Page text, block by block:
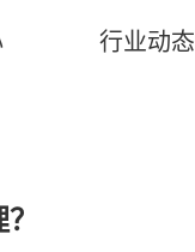
行业动态